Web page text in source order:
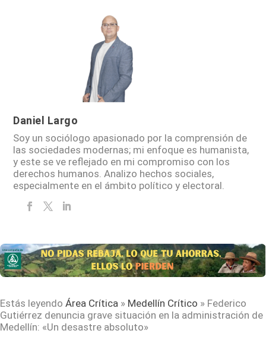
Daniel Largo
Soy un sociólogo apasionado por la comprensión de
las sociedades modernas; mi enfoque es humanista,
y este se ve reflejado en mi compromiso con los
derechos humanos. Analizo hechos sociales,
especialmente en el ámbito político y electoral.
Estás leyendo Área Crítica » Medellín Crítico » Federico
Gutiérrez denuncia grave situación en la administración de
Medellín: «Un desastre absoluto»